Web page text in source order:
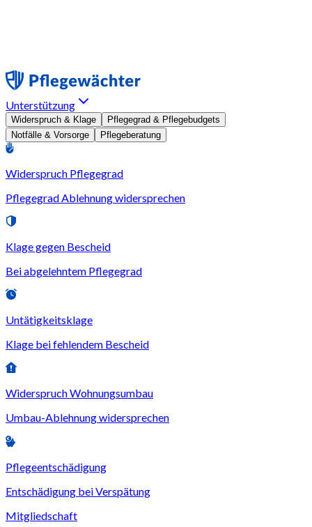
Unterstützung
Widerspruch & Klage
Pflegegrad & Pflegebudgets
Notfälle & Vorsorge
Pflegeberatung
Widerspruch Pflegegrad
Pflegegrad Ablehnung widersprechen
Klage gegen Bescheid
Bei abgelehntem Pflegegrad
Untätigkeitsklage
Klage bei fehlendem Bescheid
Widerspruch Wohnungsumbau
Umbau-Ablehnung widersprechen
Pflegeentschädigung
Entschädigung bei Verspätung
Mitgliedschaft